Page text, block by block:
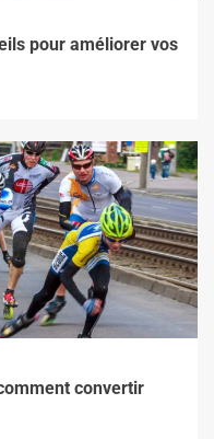
pour améliorer vos
convertir